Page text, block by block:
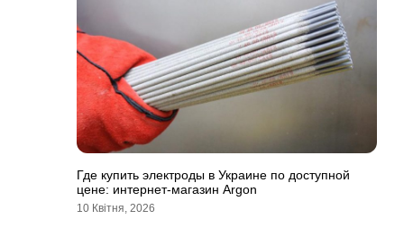
Где купить электроды в Украине по доступной
цене: интернет-магазин Аrgon
10 Квітня, 2026